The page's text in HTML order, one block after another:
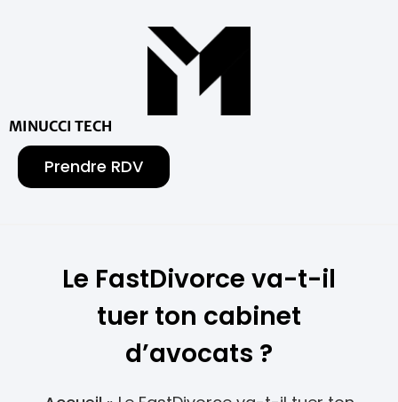
MINUCCI TECH
Prendre RDV
Le FastDivorce va-t-il
tuer ton cabinet
d’avocats ?